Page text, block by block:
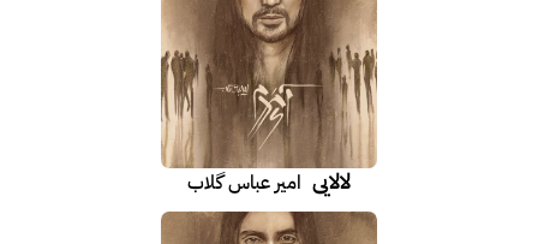
لالایی امیر عباس گلاب